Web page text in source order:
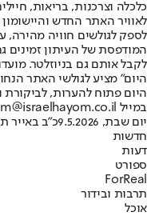
לאוויר האתר החדש
לספק לגולשים חוויה מהירה,
המודפסת של העיתון זמינים
לקבל אותם גם בניוזלטר.
היום" מציע לגולשי האתר
היום פתוח להערות, לביקורת
במייל hayom@israelhayom.co.il.
יום שבת, 9.5.2026
כ"ב באייר
חדשות
דעות
ספורט
ForReal
תרבות ובידור
אוכל